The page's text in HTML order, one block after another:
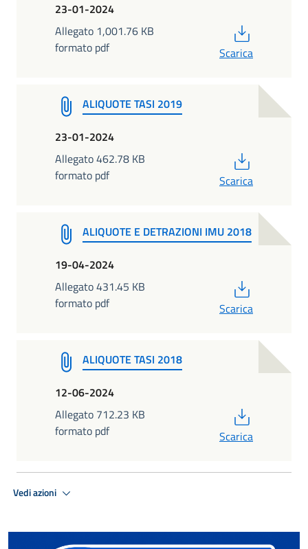
23-01-2024
Allegato 1,001.76 KB
formato pdf
Scarica
ALIQUOTE TASI 2019
23-01-2024
Allegato 462.78 KB
formato pdf
Scarica
ALIQUOTE E DETRAZIONI IMU 2018
19-04-2024
Allegato 431.45 KB
formato pdf
Scarica
ALIQUOTE TASI 2018
12-06-2024
Allegato 712.23 KB
formato pdf
Scarica
Vedi azioni